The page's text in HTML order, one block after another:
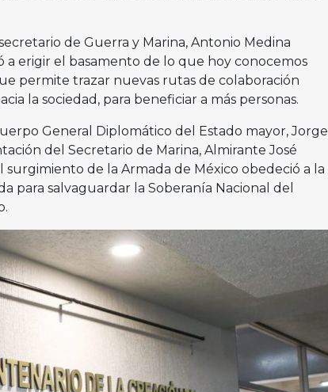
de Guerra y Marina, Antonio Medina
a erigir el basamento de lo que hoy conocemos
permite trazar nuevas rutas de colaboración
la sociedad, para beneficiar a más personas.
General Diplomático del Estado mayor, Jorge
del Secretario de Marina, Almirante José
de la Armada de México obedeció a la
para salvaguardar la Soberanía Nacional del